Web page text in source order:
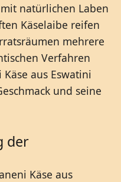
natürlichen Laben
Käselaibe reifen
mehrere
Verfahren
aus Eswatini
und seine
der
Käse aus